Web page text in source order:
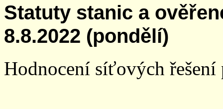
Statuty stanic a
8.8.2022 (pondělí)
Hodnocení síťových